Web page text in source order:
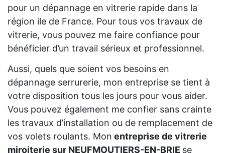
pour un dépannage en vitrerie rapide dans la
région ile de France. Pour tous vos travaux de
vitrerie, vous pouvez me faire confiance pour
bénéficier d’un travail sérieux et professionnel.
Aussi, quels que soient vos besoins en
dépannage serrurerie, mon entreprise se tient à
votre disposition tous les jours pour vous aider.
Vous pouvez également me confier sans crainte
les travaux d’installation ou de remplacement de
vos volets roulants. Mon entreprise de vitrerie
miroiterie sur NEUFMOUTIERS-EN-BRIE se